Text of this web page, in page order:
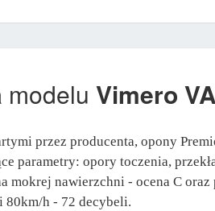
modelu Vimero
przez producenta, opony
parametry: opory toczenia,
mokrej nawierzchni - ocena C oraz
80km/h - 72 decybeli.